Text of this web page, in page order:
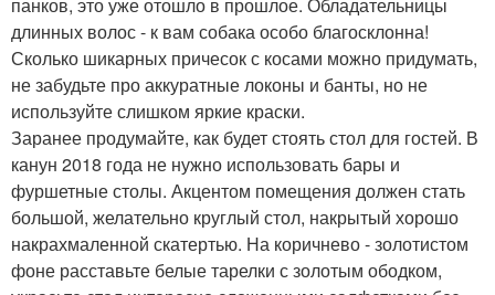
панков, это уже отошло в прошлое. Обладательницы
длинных волос - к вам собака особо благосклонна!
Сколько шикарных причесок с косами можно придумать,
не забудьте про аккуратные локоны и банты, но не
используйте слишком яркие краски.
Заранее продумайте, как будет стоять стол для гостей. В
канун 2018 года не нужно использовать бары и
фуршетные столы. Акцентом помещения должен стать
большой, желательно круглый стол, накрытый хорошо
накрахмаленной скатертью. На коричнево - золотистом
фоне расставьте белые тарелки с золотым ободком,